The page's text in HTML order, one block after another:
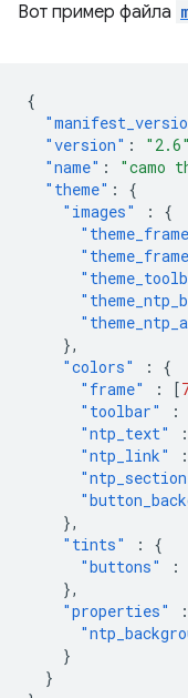
Вот пример файла
{
"version" : "2.6"
"name" : "camo
"theme" :
{
"images"
:
{
},
"colors"
:
{
"frame"
: [
"toolbar"
:
"ntp_text"
:
"ntp_link"
:
},
"tints"
:
{
"buttons"
:
},
"properties"
:
}
}